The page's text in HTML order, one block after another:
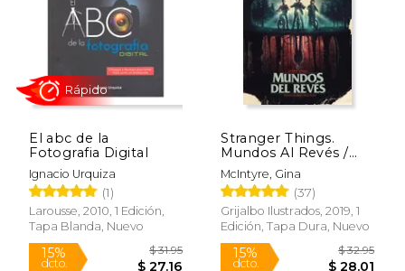
El abc de la
Fotografia Digital
Ignacio Urquiza
(1)
Larousse, 2010, 1 Edición,
Tapa Blanda, Nuevo
Stranger Things.
Mundos Al Revés /
Stranger Things:
Worlds Turned Upside
Down
McIntyre, Gina
(37)
Grijalbo Ilustrados, 2019, 1
Edición, Tapa Dura, Nuevo